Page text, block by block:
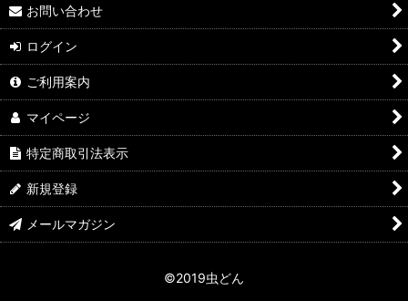
採集個体
KBファーム
フジコン
植田 K
田畑 Y
中村 T
お問い合わせ
ログイン
ご利用案内
マイページ
特定商取引法表示
新規登録
メールマガジン
©2019虫どん